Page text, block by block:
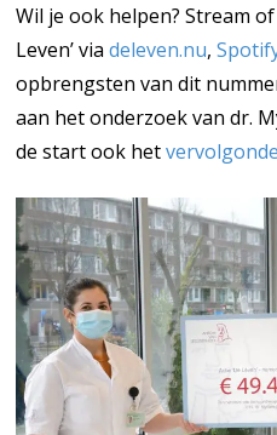
Wil je ook helpen? Stream
Leven’ viadeleven.nu,
opbrengsten van dit
aan het onderzoek van dr.
de start ook het